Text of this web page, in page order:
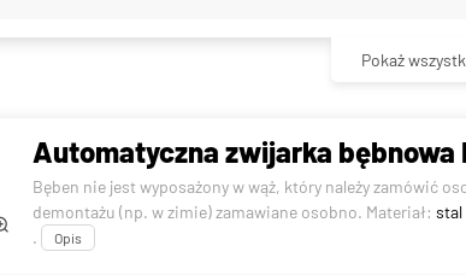
Pokaż
Automatyczna zwijarka bębnowa
Bęben nie jest wyposażony w wąż, który należy zamówić
demontażu (np. w zimie) zamawiane osobno. Materiał: stal
.
Opis